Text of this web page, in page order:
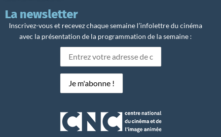
La newsletter
Inscrivez-vous et recevez chaque semaine l’infolettre du cinéma
avec la présentation de la programmation de la semaine :